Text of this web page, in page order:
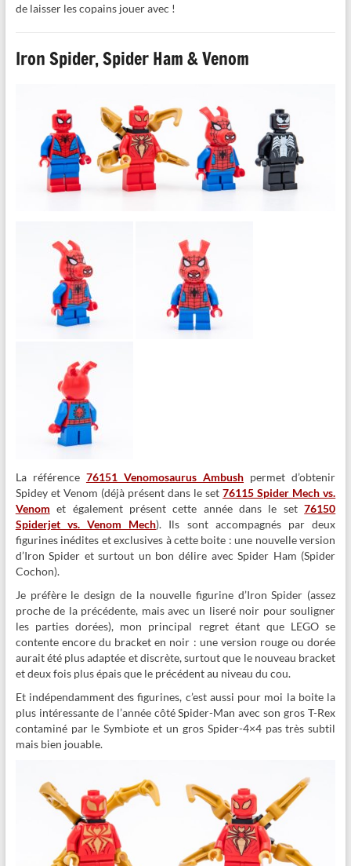
de laisser les copains jouer avec !
Iron Spider, Spider Ham & Venom
La référence 76151 Venomosaurus Ambush permet d’obtenir
Spidey et Venom (déjà présent dans le set76115 Spider Mech vs.
Venom et également présent cette année dans le set76150
Spiderjet vs. Venom Mech). Ils sont accompagnés par deux
figurines inédites et exclusives à cette boite : une nouvelle version
d’Iron Spider et surtout un bon délire avec Spider Ham (Spider
Cochon).
Je préfère le design de la nouvelle figurine d’Iron Spider (assez
proche de la précédente, mais avec un liseré noir pour souligner
les parties dorées), mon principal regret étant que LEGO se
contente encore du bracket en noir : une version rouge ou dorée
aurait été plus adaptée et discrète, surtout que le nouveau bracket
et deux fois plus épais que le précédent au niveau du cou.
Et indépendamment des figurines, c’est aussi pour moi la boite la
plus intéressante de l’année côté Spider-Man avec son gros T-Rex
contaminé par le Symbiote et un gros Spider-4×4 pas très subtil
mais bien jouable.